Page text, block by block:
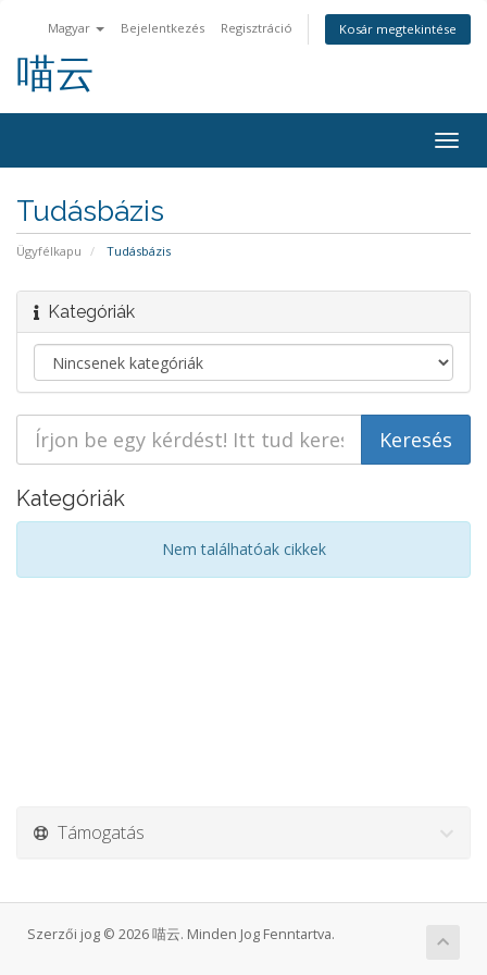
Magyar Bejelentkezés Regisztráció Kosár megtekintése
喵云
a
Tudásbázis
Ügyfélkapu Tudásbázis
Kategóriák
Kategóriák
Nem találhatóak cikkek
Támogatás
Szerzői jog © 2026 喵云. Minden Jog Fenntartva.